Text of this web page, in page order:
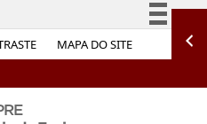
MAPA DO SITE
Simplifique!